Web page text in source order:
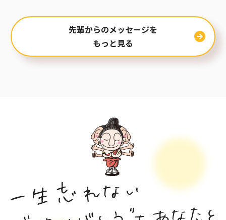
先輩からのメッセージを
もっと見る